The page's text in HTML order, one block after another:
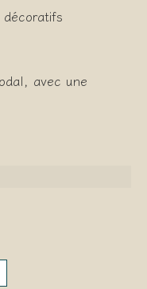
avec une